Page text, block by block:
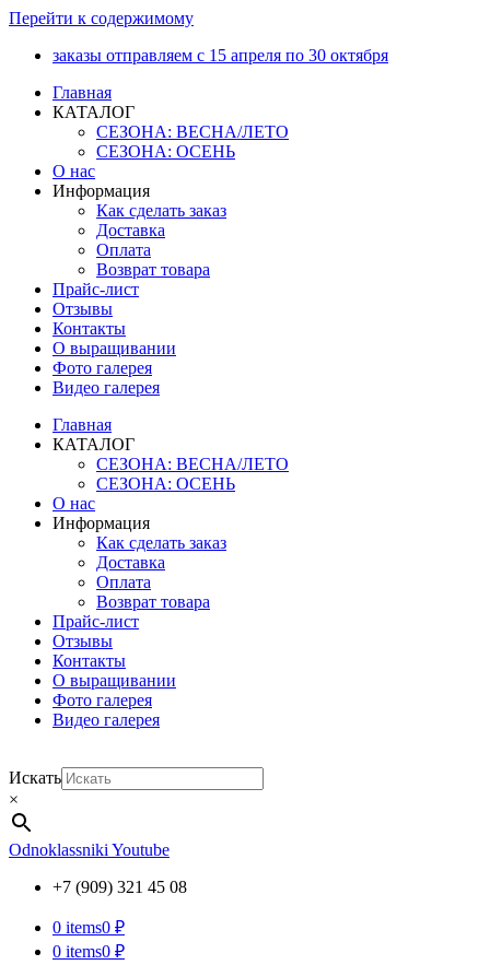
Перейти к содержимому
заказы отправляем с 15 апреля по 30 октября
Главная
КАТАЛОГ
СЕЗОНА: ВЕСНА/ЛЕТО
СЕЗОНА: ОСЕНЬ
О нас
Информация
Как сделать заказ
Доставка
Оплата
Возврат товара
Прайс-лист
Отзывы
Контакты
О выращивании
Фото галерея
Видео галерея
Главная
КАТАЛОГ
СЕЗОНА: ВЕСНА/ЛЕТО
СЕЗОНА: ОСЕНЬ
О нас
Информация
Как сделать заказ
Доставка
Оплата
Возврат товара
Прайс-лист
Отзывы
Контакты
О выращивании
Фото галерея
Видео галерея
Искать
×
Odnoklassniki Youtube
+7 (909) 321 45 08
0 items0 ₽
0 items0 ₽